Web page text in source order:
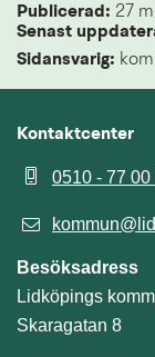
Publicerad: 27
Senast
Sidansvarig:
Kontaktcenter
0510 - 77 00
Besöksadress
Lidköpings
Skaragatan 8